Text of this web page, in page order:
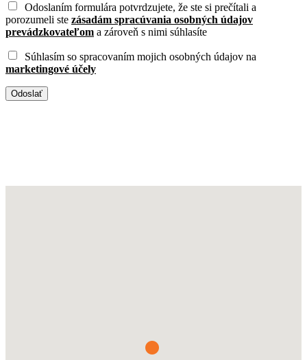
Odoslaním formulára potvrdzujete, že ste si prečítali a
porozumeli ste zásadám spracúvania osobných údajov
prevádzkovateľom a zároveň s nimi súhlasíte
Súhlasím so spracovaním mojich osobných údajov na
marketingové účely